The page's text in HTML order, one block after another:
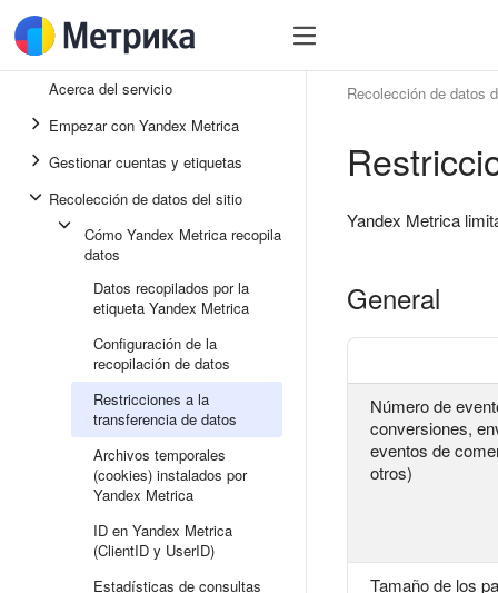
Acerca del servicio
Empezar con Yandex Metrica
Gestionar cuentas y etiquetas
Recolección de datos del sitio
Cómo Yandex Metrica recopila
datos
Datos recopilados por la
etiqueta Yandex Metrica
Configuración de la
recopilación de datos
Restricciones a la
transferencia de datos
Archivos temporales
(cookies) instalados por
Yandex Metrica
ID en Yandex Metrica
(ClientID y UserID)
Estadísticas de consultas
Recolección de datos
Yandex Metrica
General
Número de
conversiones,
eventos de
otros)
Tamaño de los